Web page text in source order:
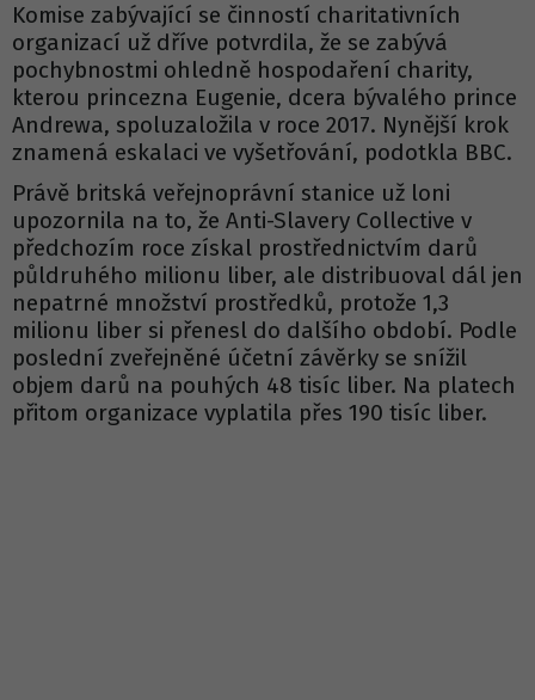
Komise zabývající se činností charitativních
organizací už dříve potvrdila, že se zabývá
pochybnostmi ohledně hospodaření charity,
kterou princezna Eugenie, dcera bývalého prince
Andrewa, spoluzaložila v roce 2017. Nynější krok
znamená eskalaci ve vyšetřování, podotkla BBC.
Právě britská veřejnoprávní stanice už loni
upozornila na to, že Anti-Slavery Collective v
předchozím roce získal prostřednictvím darů
půldruhého milionu liber, ale distribuoval dál jen
nepatrné množství prostředků, protože 1,3
milionu liber si přenesl do dalšího období. Podle
poslední zveřejněné účetní závěrky se snížil
objem darů na pouhých 48 tisíc liber. Na platech
přitom organizace vyplatila přes 190 tisíc liber.